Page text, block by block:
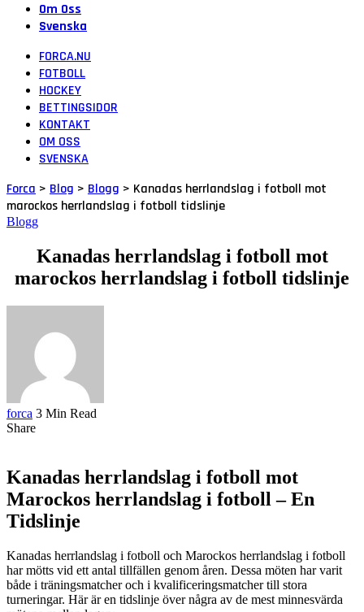
Om Oss
Svenska
FORCA.NU
FOTBOLL
HOCKEY
BETTINGSIDOR
KONTAKT
OM OSS
SVENSKA
Forca > Blog > Blogg > Kanadas herrlandslag i fotboll mot
marockos herrlandslag i fotboll tidslinje
Blogg
Kanadas herrlandslag i fotboll mot
marockos herrlandslag i fotboll tidslinje
forca 3 Min Read
Share
Kanadas herrlandslag i fotboll mot
Marockos herrlandslag i fotboll – En
Tidslinje
Kanadas herrlandslag i fotboll och Marockos herrlandslag i fotboll
har mötts vid ett antal tillfällen genom åren. Dessa möten har varit
både i träningsmatcher och i kvalificeringsmatcher till stora
turneringar. Här är en tidslinje över några av de mest minnesvärda